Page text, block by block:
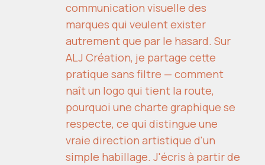
communication visuelle des
marques qui veulent exister
autrement que par le hasard. Sur
ALJ Création, je partage cette
pratique sans filtre — comment
naît un logo qui tient la route,
pourquoi une charte graphique se
respecte, ce qui distingue une
vraie direction artistique d'un
simple habillage. J'écris à partir de